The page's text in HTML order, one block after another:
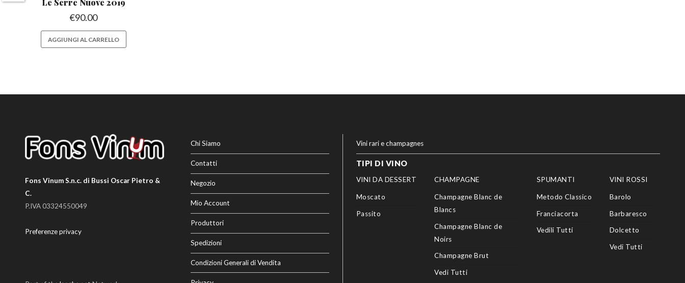
€90.00
AGGIUNGI AL CARRELLO
Fons Vinum S.n.c. di Bussi Oscar Pietro &
C.
P.IVA 03324550049
Preferenze privacy
Chi Siamo
Contatti
Negozio
Mio Account
Produttori
Spedizioni
Condizioni Generali di Vendita
Vini rari e champagnes
TIPI DI VINO
VINI DA DESSERT
Moscato
Passito
CHAMPAGNE
Champagne Blanc de
Blancs
Champagne Blanc de
Noirs
Champagne Brut
Vedi Tutti
SPUMANTI
Metodo Classico
Franciacorta
Vedili Tutti
VINI ROSSI
Barolo
Barbaresco
Dolcetto
Vedi Tutti